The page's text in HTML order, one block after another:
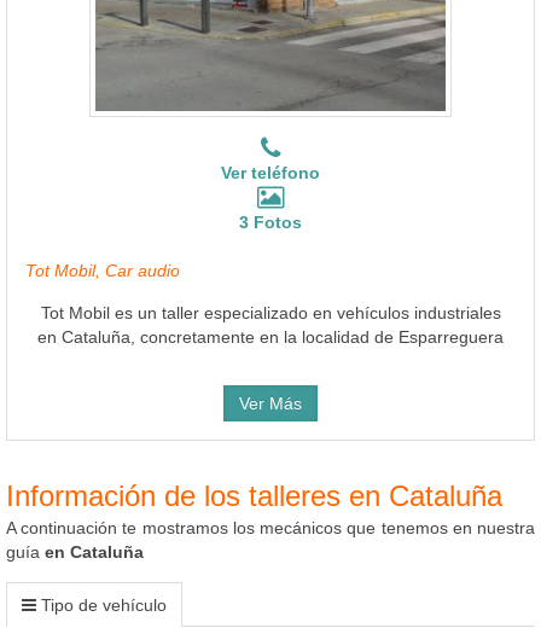
Ver teléfono
3 Fotos
Tot Mobil, Car audio
Tot Mobil es un taller especializado en vehículos industriales
en Cataluña, concretamente en la localidad de Esparreguera
Ver Más
Información de los talleres en Cataluña
A continuación te mostramos los mecánicos que tenemos en nuestra
guía en Cataluña
Tipo de vehículo